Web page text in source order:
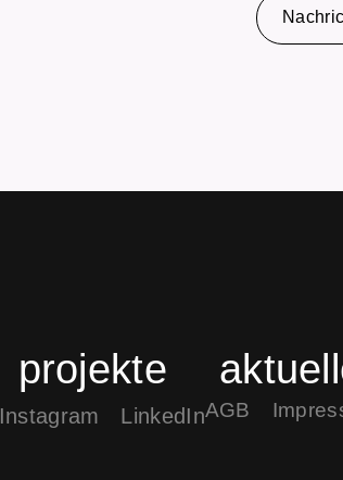
projekte
Instagram LinkedInAGB